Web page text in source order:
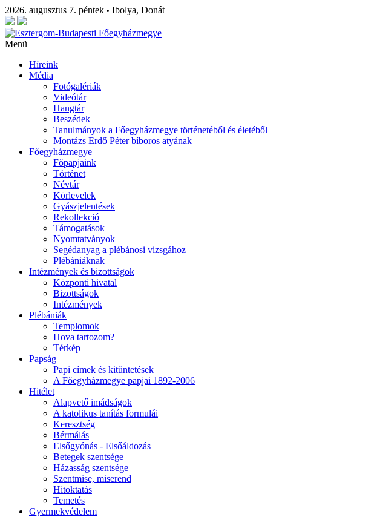
2026. augusztus 7. péntek • Ibolya, Donát
Menü
Híreink
Média
Fotógalériák
Videótár
Hangtár
Beszédek
Tanulmányok a Főegyházmegye történetéből és életéből
Montázs Erdő Péter bíboros atyának
Főegyházmegye
Főpapjaink
Történet
Névtár
Körlevelek
Gyászjelentések
Rekollekció
Támogatások
Nyomtatványok
Segédanyag a plébánosi vizsgához
Plébániáknak
Intézmények és bizottságok
Központi hivatal
Bizottságok
Intézmények
Plébániák
Templomok
Hova tartozom?
Térkép
Papság
Papi címek és kitüntetések
A Főegyházmegye papjai 1892-2006
Hitélet
Alapvető imádságok
A katolikus tanítás formulái
Keresztség
Bérmálás
Elsőgyónás - Elsőáldozás
Betegek szentsége
Házasság szentsége
Szentmise, miserend
Hitoktatás
Temetés
Gyermekvédelem